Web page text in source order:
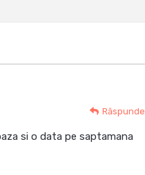
Răspunde
si o data pe saptamana